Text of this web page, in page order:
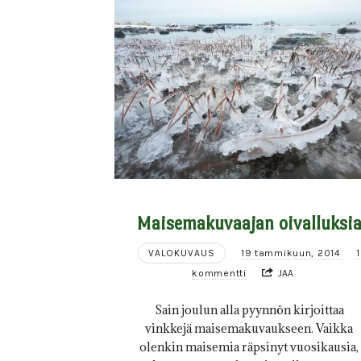
Maisemakuvaajan oivalluksia
VALOKUVAUS 19 tammikuun, 2014
1
kommentti
JAA
Sain joulun alla pyynnön kirjoittaa
vinkkejä maisemakuvaukseen. Vaikka
olenkin maisemia räpsinyt vuosikausia,